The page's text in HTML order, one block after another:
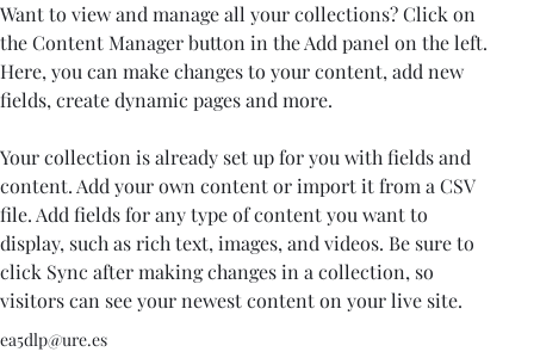
Want to view and manage all your collections? Click on
the Content Manager button in the Add panel on the left.
Here, you can make changes to your content, add new
fields, create dynamic pages and more.
Your collection is already set up for you with fields and
content. Add your own content or import it from a CSV
file. Add fields for any type of content you want to
display, such as rich text, images, and videos. Be sure to
click Sync after making changes in a collection, so
visitors can see your newest content on your live site.
ea5dlp@ure.es